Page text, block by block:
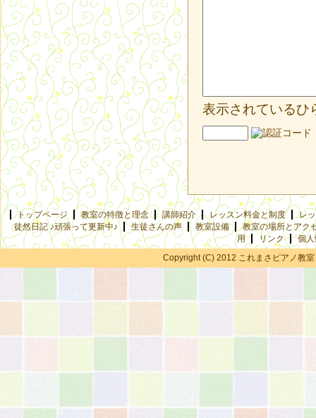
表示されているひ
トップページ 教室の特徴と理念 講師紹介 レッスン料金と制度
レ
徒然日記 ♪頑張って更新中♪
生徒さんの声 教室設備
教室の場所とアク
用
リンク
個
Copyright (C) 2012 これまさピアノ教